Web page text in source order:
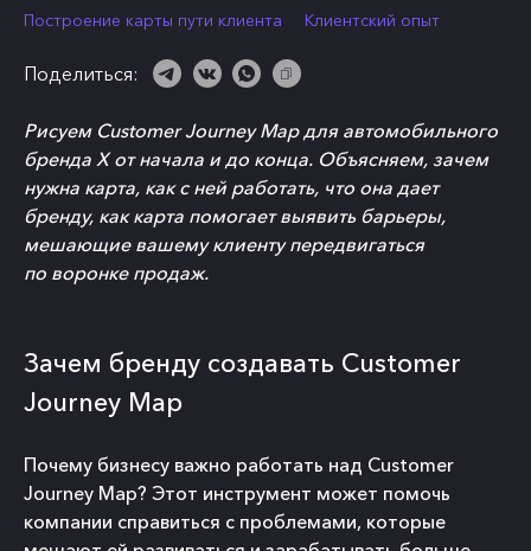
Построение карты пути клиента
Клиентский опыт
Поделиться:
Рисуем Customer Journey Map для автомобильного
бренда X от начала и до конца. Объясняем, зачем
нужна карта, как с ней работать, что она дает
бренду, как карта помогает выявить барьеры,
мешающие вашему клиенту передвигаться
по воронке продаж.
Зачем бренду создавать Customer
Journey Map
Почему бизнесу важно работать над Customer
Journey Map? Этот инструмент может помочь
компании справиться с проблемами, которые